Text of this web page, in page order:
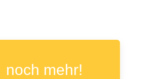
noch mehr!